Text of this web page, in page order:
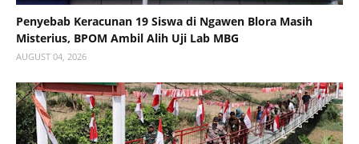
Penyebab Keracunan 19 Siswa di Ngawen Blora Masih
Misterius, BPOM Ambil Alih Uji Lab MBG
AUGUST 04, 2026